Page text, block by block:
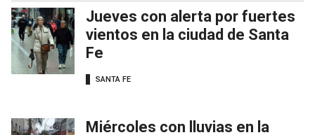
Jueves con alerta por fuertes
vientos en la ciudad de Santa
Fe
SANTA FE
Miércoles con lluvias en la